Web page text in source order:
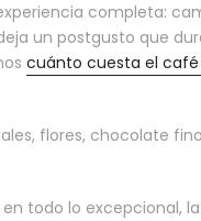
completa:
un postgusto que
cuánto cuesta el
flores, chocolate
todo lo excepcional,